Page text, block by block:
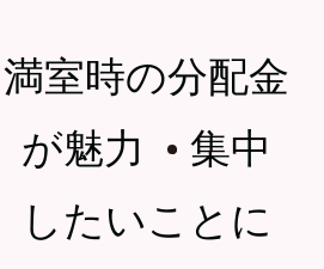
満室時の分配金
が魅力 ・集中
したいことに